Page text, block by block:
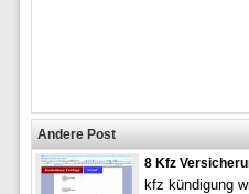
Andere Post
8 Kfz
kfz kündigung